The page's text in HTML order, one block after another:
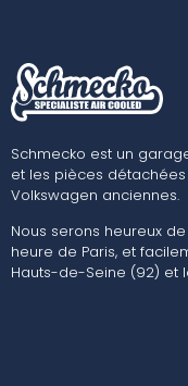
Schmecko est un
et les pièces détachées
Volkswagen anciennes.
Nous serons heureux
heure de Paris, et
Hauts-de-Seine (92) et